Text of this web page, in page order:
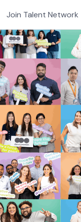
Join Talent Network